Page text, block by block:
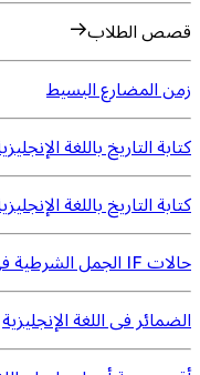
قصص الطلاب
زمن المضارع البسيط
كتابة التاريخ باللغة
كتابة التاريخ باللغة
حالات IF الجمل الشرطية في اللغة الإنجليزية
الضمائر فى اللغة الإنجليزية